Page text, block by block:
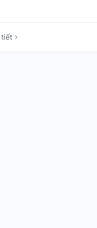
tiết